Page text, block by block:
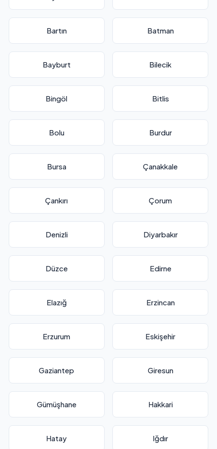
Bartın Batman
Bayburt Bilecik
Bingöl Bitlis
Bolu Burdur
Bursa Çanakkale
Çankırı Çorum
Denizli Diyarbakır
Düzce Edirne
Elazığ Erzincan
Erzurum Eskişehir
Gaziantep Giresun
Gümüşhane Hakkari
Hatay Iğdır